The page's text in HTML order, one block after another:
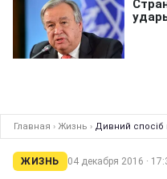
Главная › Жизнь › Дивний спосіб
ЖИЗНЬ 04 декабря 2016 ·